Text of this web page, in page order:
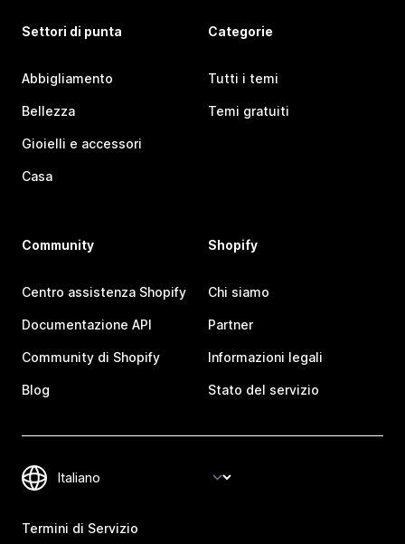
Settori di punta
Abbigliamento
Bellezza
Gioielli e accessori
Casa
Categorie
Tutti i temi
Temi gratuiti
Community
Centro assistenza Shopify
Documentazione API
Community di Shopify
Blog
Shopify
Chi siamo
Partner
Informazioni legali
Stato del servizio
Termini di Servizio